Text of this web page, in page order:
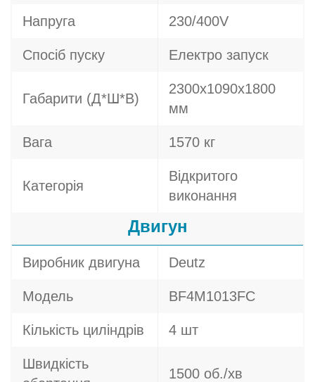
Напруга 230/400V
Спосіб пуску Електро запуск
Габарити (Д*Ш*В)
2300х1090х1800
мм
Вага 1570 кг
Категорія
Відкритого
виконання
Двигун
Виробник двигуна Deutz
Модель BF4M1013FC
Кількість циліндрів 4 шт
Швидкість
1500 об./хв